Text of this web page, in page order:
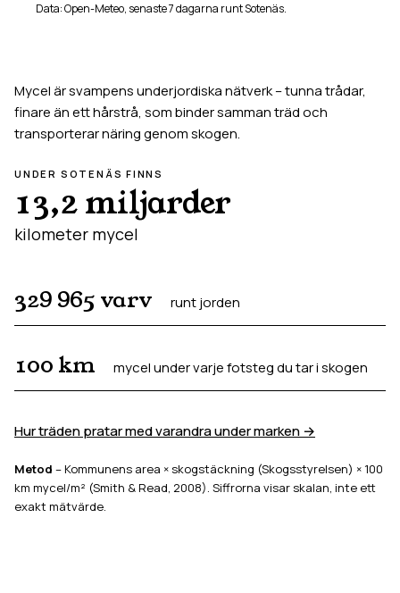
Data: Open-Meteo, senaste 7 dagarna runtSotenäs.
Mycel är svampens underjordiska nätverk – tunna trådar,
finare än ett hårstrå, som binder samman träd och
transporterar näring genom skogen.
UNDER SOTENÄS FINNS
13,2 miljarder
kilometer mycel
329 965 varv runt jorden
100 km mycel under varje fotsteg du tar i skogen
Hur träden pratar med varandra under marken →
Metod – Kommunens area × skogstäckning (Skogsstyrelsen) × 100
km mycel/m² (Smith & Read, 2008). Siffrorna visar skalan, inte ett
exakt mätvärde.